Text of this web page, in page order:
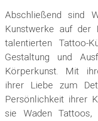
Abschließend sind
Kunstwerke auf der
talentierten Tattoo-
Gestaltung und
Körperkunst. Mit
ihrer Liebe zum
Persönlichkeit ihrer
sie Waden